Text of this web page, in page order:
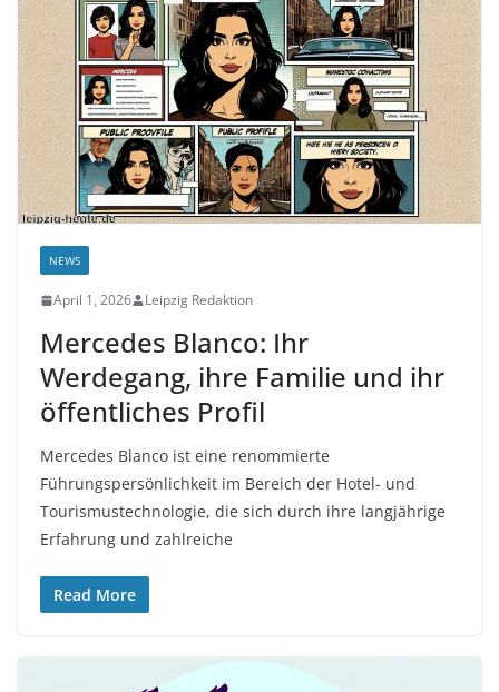
NEWS
April 1, 2026 Leipzig Redaktion
Mercedes Blanco: Ihr
Werdegang, ihre Familie und ihr
öffentliches Profil
Mercedes Blanco ist eine renommierte
Führungspersönlichkeit im Bereich der Hotel- und
Tourismustechnologie, die sich durch ihre langjährige
Erfahrung und zahlreiche
Read More